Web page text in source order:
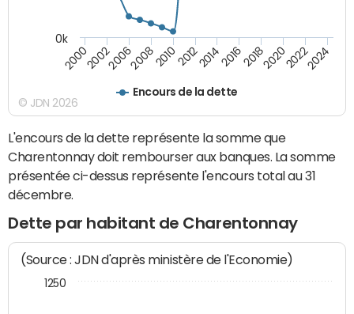
Encours de la dette
200020022006200820102012201420162018202020222024
0k
© JDN 2026
L'encours de la dette représente la somme que
Charentonnay doit rembourser aux banques. La somme
présentée ci-dessus représente l'encours total au 31
décembre.
Dette par habitant de Charentonnay
(Source : JDN d'après ministère de l'Economie)
1250